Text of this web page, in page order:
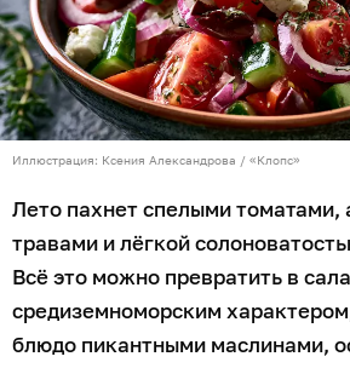
Иллюстрация: Ксения Александрова / «Клопс»
Лето пахнет спелыми
травами и лёгкой
Всё это можно превратить в
средиземноморским
блюдо пикантными маслинами,